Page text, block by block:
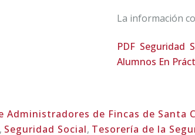
La información
PDF Seguridad
Alumnos En
Administradores de Fincas de Santa
, Seguridad Social, Tesorería de la